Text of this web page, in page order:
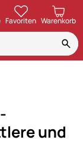
Favoriten Warenkorb
und